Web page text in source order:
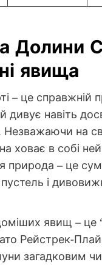
Долини
явища
– це справжній
дивує навіть
Незважаючи на
ховає в собі
природа – це
і
явищ – це
Рейстрек-
загадковим